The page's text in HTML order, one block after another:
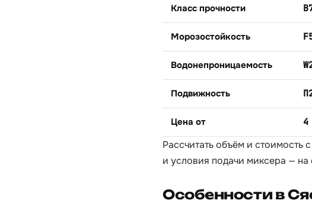
Класс прочности
Морозостойкость
Водонепроницаемость
Подвижность
Цена от 4
Рассчитать объём и стоимость
и условия подачи миксера — на
Особенности в